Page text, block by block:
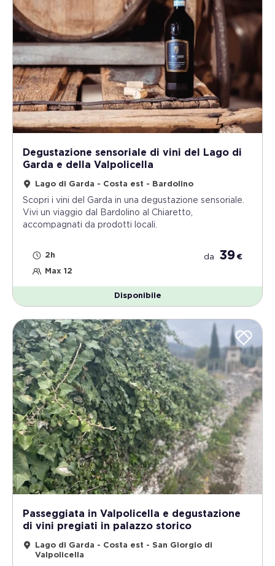
Degustazione sensoriale di vini del Lago di
Garda e della Valpolicella
Lago di Garda - Costa est - Bardolino
Scopri i vini del Garda in una degustazione sensoriale.
Vivi un viaggio dal Bardolino al Chiaretto,
accompagnati da prodotti locali.
2h
Max 12
da 39 €
Disponibile
Passeggiata in Valpolicella e degustazione
di vini pregiati in palazzo storico
Lago di Garda - Costa est - San Giorgio di
Valpolicella